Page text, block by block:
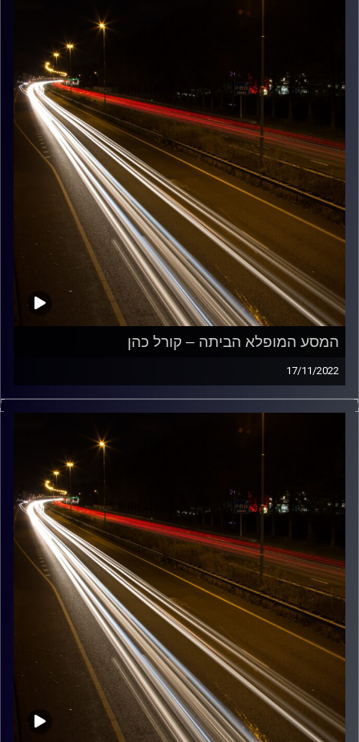
המסע המופלא הביתה – קורל כהן
17/11/2022
מוזיקה שתלווה אותנו אחרי יום עבודה ארוך ותחזיר אותנו
הביתה בשלום עם קורל כהן.
קרדיט תמונות: